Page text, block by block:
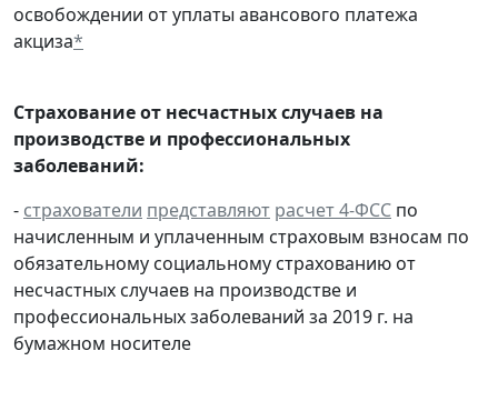
освобождении от уплаты авансового платежа
акциза*
Страхование от несчастных случаев на
производстве и профессиональных
заболеваний:
- страхователи представляют расчет 4-ФСС по
начисленным и уплаченным страховым взносам по
обязательному социальному страхованию от
несчастных случаев на производстве и
профессиональных заболеваний за 2019 г. на
бумажном носителе